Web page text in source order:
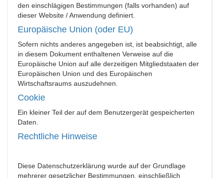
den einschlägigen Bestimmungen (falls vorhanden) auf
dieser Website / Anwendung definiert.
Europäische Union (oder EU)
Sofern nichts anderes angegeben ist, ist beabsichtigt, alle
in diesem Dokument enthaltenen Verweise auf die
Europäische Union auf alle derzeitigen Mitgliedstaaten der
Europäischen Union und des Europäischen
Wirtschaftsraums auszudehnen.
Cookie
Ein kleiner Teil der auf dem Benutzergerät gespeicherten
Daten.
Rechtliche Hinweise
Diese Datenschutzerklärung wurde auf der Grundlage
mehrerer gesetzlicher Bestimmungen, einschließlich